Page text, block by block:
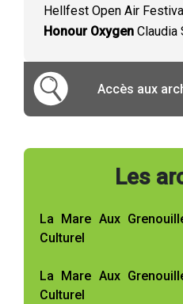
Hellfest Open Air
Honour Oxygen Claudia
Accès aux
Les
La Mare Aux
Culturel
La Mare Aux
Culturel